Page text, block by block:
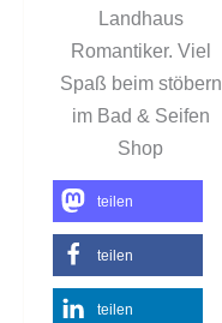
Landhaus
Romantiker. Viel
Spaß beim stöbern
im Bad & Seifen
Shop
teilen
teilen
teilen